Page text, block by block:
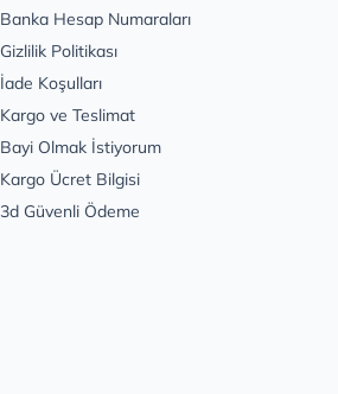
Banka Hesap Numaraları
Gizlilik Politikası
İade Koşulları
Kargo ve Teslimat
Bayi Olmak İstiyorum
Kargo Ücret Bilgisi
3d Güvenli Ödeme